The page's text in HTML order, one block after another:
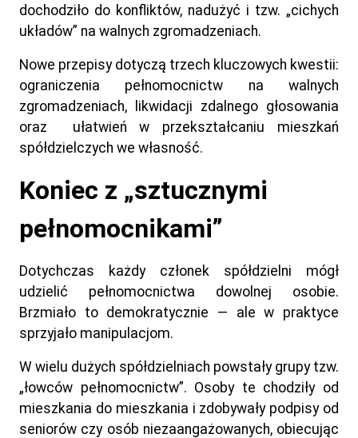
dochodziło do konfliktów, nadużyć i tzw. „cichych
układów” na walnych zgromadzeniach.
Nowe przepisy dotyczą trzech kluczowych kwestii:
ograniczenia pełnomocnictw na walnych
zgromadzeniach, likwidacji zdalnego głosowania
oraz ułatwień w przekształcaniu mieszkań
spółdzielczych we własność.
Koniec z „sztucznymi
pełnomocnikami”
Dotychczas każdy członek spółdzielni mógł
udzielić pełnomocnictwa dowolnej osobie.
Brzmiało to demokratycznie — ale w praktyce
sprzyjało manipulacjom.
W wielu dużych spółdzielniach powstały grupy tzw.
„łowców pełnomocnictw”. Osoby te chodziły od
mieszkania do mieszkania i zdobywały podpisy od
seniorów czy osób niezaangażowanych, obiecując